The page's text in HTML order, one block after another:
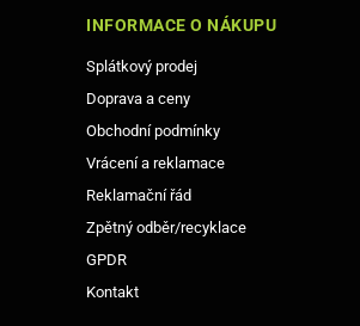
INFORMACE O NÁKUPU
Splátkový prodej
Doprava a ceny
Obchodní podmínky
Vrácení a reklamace
Reklamační řád
Zpětný odběr/recyklace
GPDR
Kontakt